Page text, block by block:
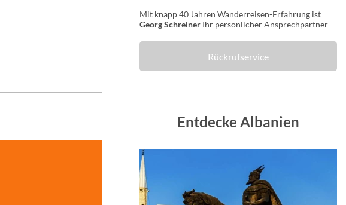
Mit knapp 40 Jahren Wanderreisen-Erfahrung ist
Georg Schreiner Ihr persönlicher Ansprechpartner
Rückrufservice
Entdecke Albanien